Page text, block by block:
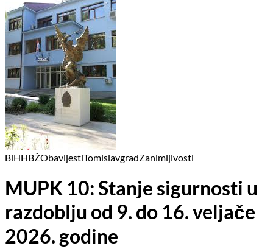
BiHHBŽObavijestiTomislavgradZanimljivosti
MUPK 10: Stanje sigurnosti u
razdoblju od 9. do 16. veljače
2026. godine